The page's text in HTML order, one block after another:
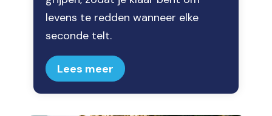
levens te redden wanneer elke
seconde telt.
Lees meer